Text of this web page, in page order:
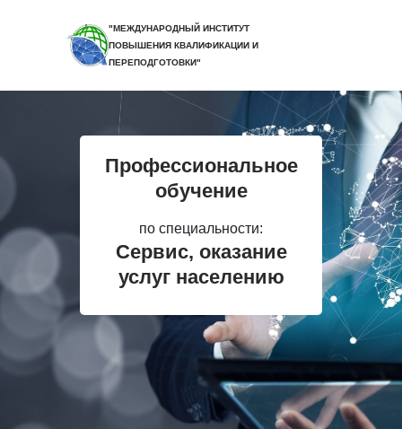
"МЕЖДУНАРОДНЫЙ ИНСТИТУТ
ПОВЫШЕНИЯ КВАЛИФИКАЦИИ И
ПЕРЕПОДГОТОВКИ"
Профессиональное
обучение
по специальности:
Сервис, оказание
услуг населению